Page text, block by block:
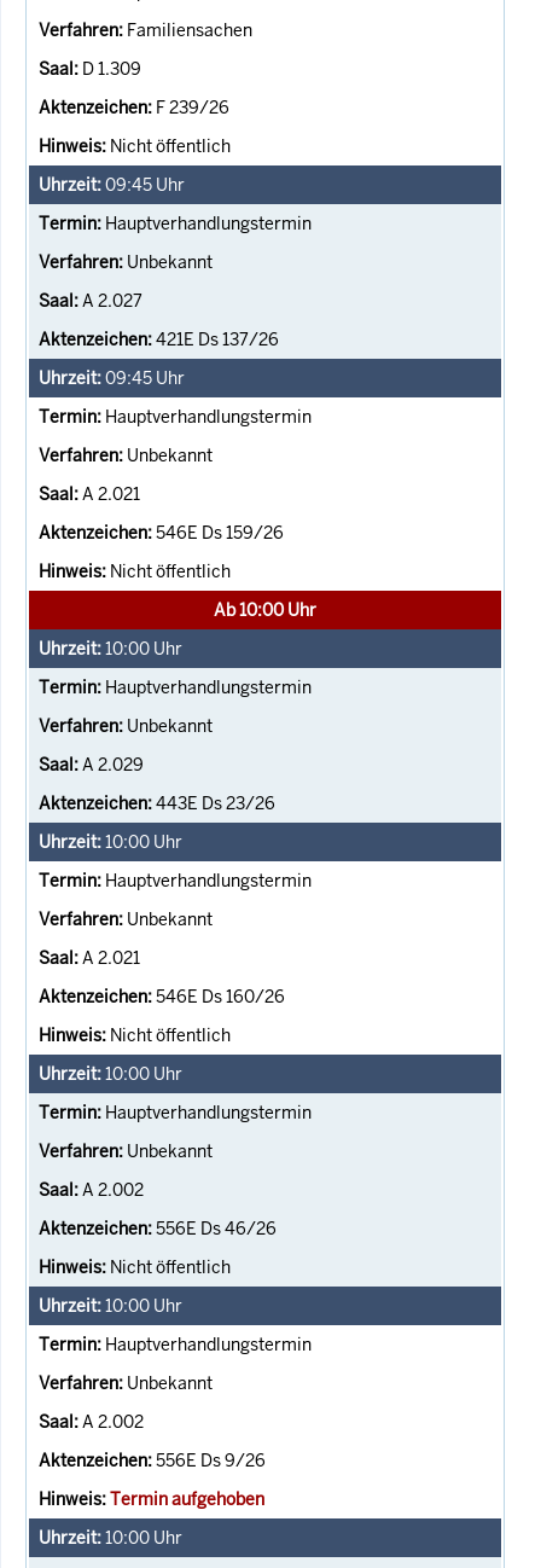
Familiensachen
D 1.309
F 239/26
Nicht öffentlich
09:45 Uhr
Hauptverhandlungstermin
Unbekannt
A 2.027
421E Ds 137/26
09:45 Uhr
Hauptverhandlungstermin
Unbekannt
A 2.021
546E Ds 159/26
Nicht öffentlich
Ab 10:00 Uhr
10:00 Uhr
Hauptverhandlungstermin
Unbekannt
A 2.029
443E Ds 23/26
10:00 Uhr
Hauptverhandlungstermin
Unbekannt
A 2.021
546E Ds 160/26
Nicht öffentlich
10:00 Uhr
Hauptverhandlungstermin
Unbekannt
A 2.002
556E Ds 46/26
Nicht öffentlich
10:00 Uhr
Hauptverhandlungstermin
Unbekannt
A 2.002
556E Ds 9/26
Termin aufgehoben
10:00 Uhr